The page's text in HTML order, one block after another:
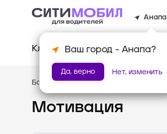
Анапа
Ваш город - Анапа?
Да, верно Нет, изменить
Клиентам Водителям
База знаний /Как всё устроено?
Мотивация